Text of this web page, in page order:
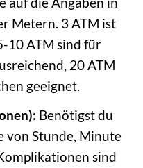
Metern. 3 ATM ist
10 ATM sind für
20 ATM
geeignet.
Benötigst du
von Stunde, Minute
sind